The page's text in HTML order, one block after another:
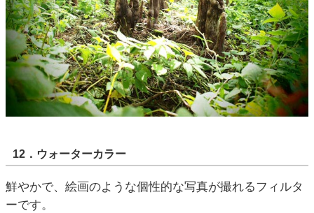
12．ウォーターカラー
鮮やかで、絵画のような個性的な写真が撮れるフィルタ
ーです。